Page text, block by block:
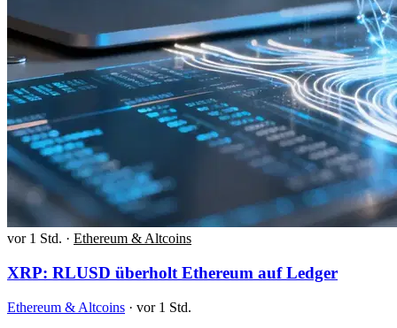
vor 1 Std. · Ethereum & Altcoins
XRP: RLUSD überholt Ethereum auf Ledger
Ethereum & Altcoins · vor 1 Std.